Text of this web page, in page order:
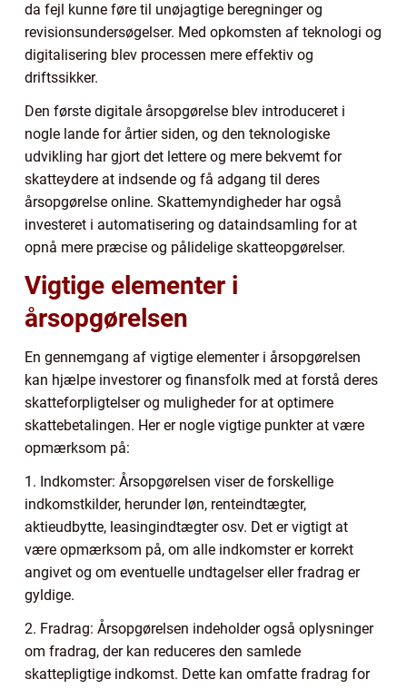
da fejl kunne føre til unøjagtige beregninger og
revisionsundersøgelser. Med opkomsten af teknologi og
digitalisering blev processen mere effektiv og
driftssikker.
Den første digitale årsopgørelse blev introduceret i
nogle lande for årtier siden, og den teknologiske
udvikling har gjort det lettere og mere bekvemt for
skatteydere at indsende og få adgang til deres
årsopgørelse online. Skattemyndigheder har også
investeret i automatisering og dataindsamling for at
opnå mere præcise og pålidelige skatteopgørelser.
Vigtige elementer i
årsopgørelsen
En gennemgang af vigtige elementer i årsopgørelsen
kan hjælpe investorer og finansfolk med at forstå deres
skatteforpligtelser og muligheder for at optimere
skattebetalingen. Her er nogle vigtige punkter at være
opmærksom på:
1. Indkomster: Årsopgørelsen viser de forskellige
indkomstkilder, herunder løn, renteindtægter,
aktieudbytte, leasingindtægter osv. Det er vigtigt at
være opmærksom på, om alle indkomster er korrekt
angivet og om eventuelle undtagelser eller fradrag er
gyldige.
2. Fradrag: Årsopgørelsen indeholder også oplysninger
om fradrag, der kan reduceres den samlede
skattepligtige indkomst. Dette kan omfatte fradrag for